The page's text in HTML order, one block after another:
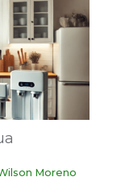
Moreno